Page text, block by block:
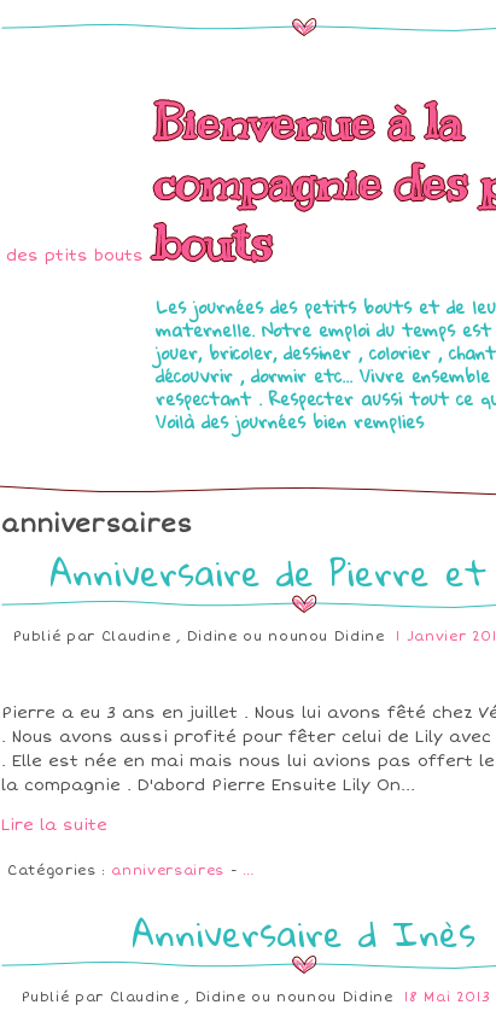
Bienvenue à la
compagnie des
bouts
Les journées des petits bouts et de
maternelle. Notre emploi du temps est
jouer, bricoler, dessiner , colorier ,
découvrir , dormir etc... Vivre
respectant . Respecter aussi tout ce
Voilà des journées bien remplies
anniversaires
Anniversaire de Pierre
Publié par Claudine , Didine ou nounou Didine 1 Janvier
Pierre a eu 3 ans en juillet . Nous lui avons fêté chez
. Nous avons aussi profité pour fêter celui de Lily
. Elle est née en mai mais nous lui avions pas offert
la compagnie . D'abord Pierre Ensuite Lily On...
Lire la suite
Catégories : anniversaires - …
Anniversaire d Inès
Publié par Claudine , Didine ou nounou Didine 18 Mai